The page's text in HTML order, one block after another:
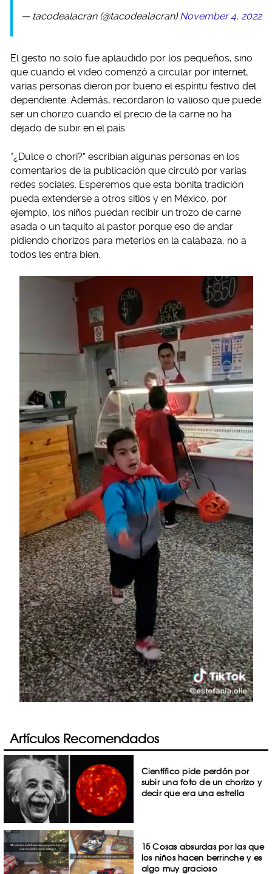
— tacodealacran (@tacodealacran)November 4, 2022
El gesto no solo fue aplaudido por los pequeños, sino
que cuando el video comenzó a circular por internet,
varias personas dieron por bueno el espíritu festivo del
dependiente. Además, recordaron lo valioso que puede
ser un chorizo cuando el precio de la carne no ha
dejado de subir en el país.
“¿Dulce o chori?” escribían algunas personas en los
comentarios de la publicación que circuló por varias
redes sociales. Esperemos que esta bonita tradición
pueda extenderse a otros sitios y en México, por
ejemplo, los niños puedan recibir un trozo de carne
asada o un taquito al pastor porque eso de andar
pidiendo chorizos para meterlos en la calabaza, no a
todos les entra bien.
Artículos Recomendados
Científico pide perdón por
subir una foto de un chorizo y
decir que era una estrella
15 Cosas absurdas por las que
los niños hacen berrinche y es
algo muy gracioso